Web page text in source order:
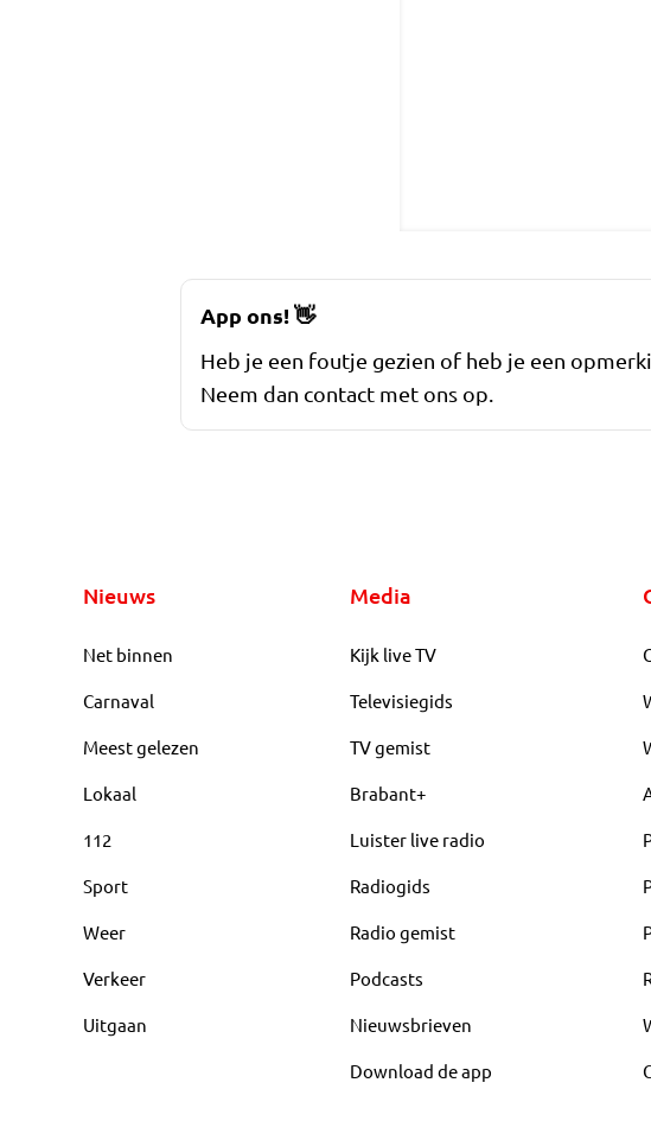
App ons!👋
Heb je een foutje gezien of heb je een
Neem dan contact met ons op.
Nieuws
Net binnen
Carnaval
Meest gelezen
Lokaal
112
Sport
Weer
Verkeer
Uitgaan
Media
Kijk live TV
Televisiegids
TV gemist
Brabant+
Luister live radio
Radiogids
Radio gemist
Podcasts
Nieuwsbrieven
Download de app